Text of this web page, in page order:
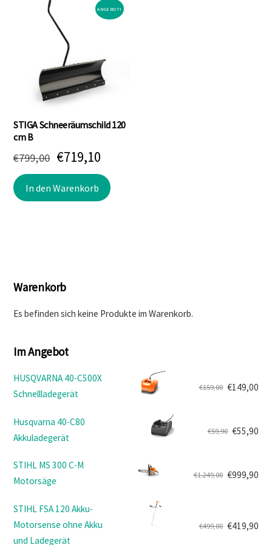
ANGEBOT!
STIGA Schneeräumschild 120
cm B
€799,00 Ursprünglicher
Preis
war:
€719,10Aktueller
Preis
ist:
In den Warenkorb
Warenkorb
Es befinden sich keine Produkte im Warenkorb.
Im Angebot
HUSQVARNA 40-C500X
Schnellladegerät
€159,00
Ursprünglicher
war:
€159,00
€149,00
Aktueller
ist:
€149,00.
Husqvarna 40-C80
Akkuladegerät
€59,90
Ursprünglicher
war:
€59,90
€55,90
Aktueller
ist:
€55,90.
STIHL MS 300 C-M
Motorsäge
€1.249,00
Ursprünglicher
war:
€1.249,00
€999,90
Aktueller
ist:
€999,90.
STIHL FSA 120 Akku-
Motorsense ohne Akku
und Ladegerät
€499,00 €419,90